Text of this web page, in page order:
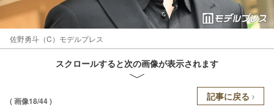
佐野勇斗（C）モデルプレス
スクロールすると次の画像が表示されます
( 画像18/44 ) 記事に戻る